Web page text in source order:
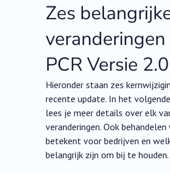
Zes
veranderingen
PCR Versie
Hieronder staan zes
recente update. In het
lees je meer details over elk
veranderingen. Ook
betekent voor bedrijven en
belangrijk zijn om bij te houden.